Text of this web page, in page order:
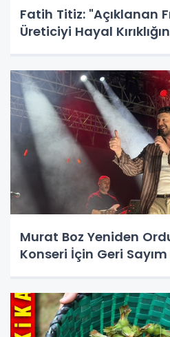
Fatih Titiz: "Açıklanan
Üreticiyi Hayal
Murat Boz Yeniden
Konseri İçin Geri Sayım